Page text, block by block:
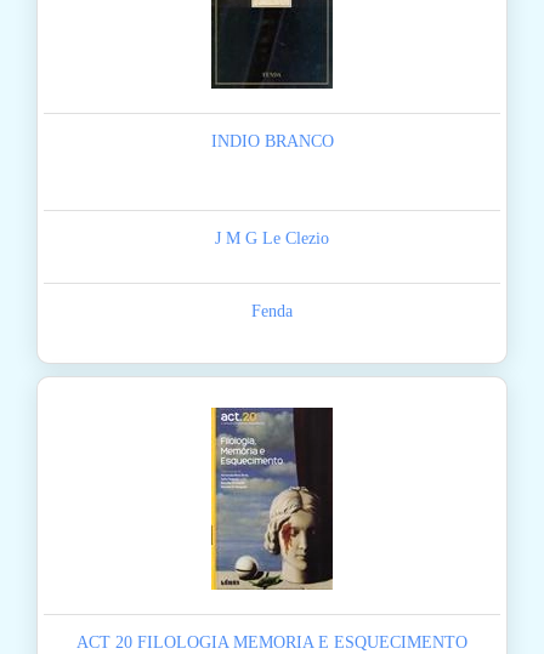
INDIO BRANCO
J M G Le Clezio
Fenda
ACT 20 FILOLOGIA MEMORIA E ESQUECIMENTO